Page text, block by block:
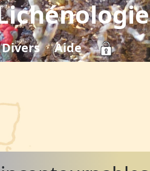
Divers Aide